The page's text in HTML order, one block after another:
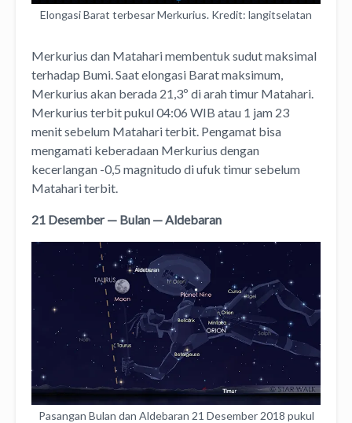
Elongasi Barat terbesar Merkurius. Kredit: langitselatan
Merkurius dan Matahari membentuk sudut maksimal
terhadap Bumi. Saat elongasi Barat maksimum,
Merkurius akan berada 21,3º di arah timur Matahari.
Merkurius terbit pukul 04:06 WIB atau 1 jam 23
menit sebelum Matahari terbit. Pengamat bisa
mengamati keberadaan Merkurius dengan
kecerlangan -0,5 magnitudo di ufuk timur sebelum
Matahari terbit.
21 Desember — Bulan — Aldebaran
Pasangan Bulan dan Aldebaran 21 Desember 2018 pukul